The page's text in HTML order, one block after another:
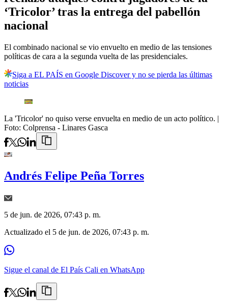
‘Tricolor’ tras la entrega del pabellón
nacional
El combinado nacional se vio envuelto en medio de las tensiones
políticas de cara a la segunda vuelta de las presidenciales.
Siga a EL PAÍS en Google Discover y no se pierda las últimas
noticias
La 'Tricolor' no quiso verse envuelta en medio de un acto político. |
Foto: Colprensa - Linares Gasca
Andrés Felipe Peña Torres
5 de jun. de 2026, 07:43 p. m.
Actualizado el 5 de jun. de 2026, 07:43 p. m.
Sigue el canal de El País Cali en WhatsApp